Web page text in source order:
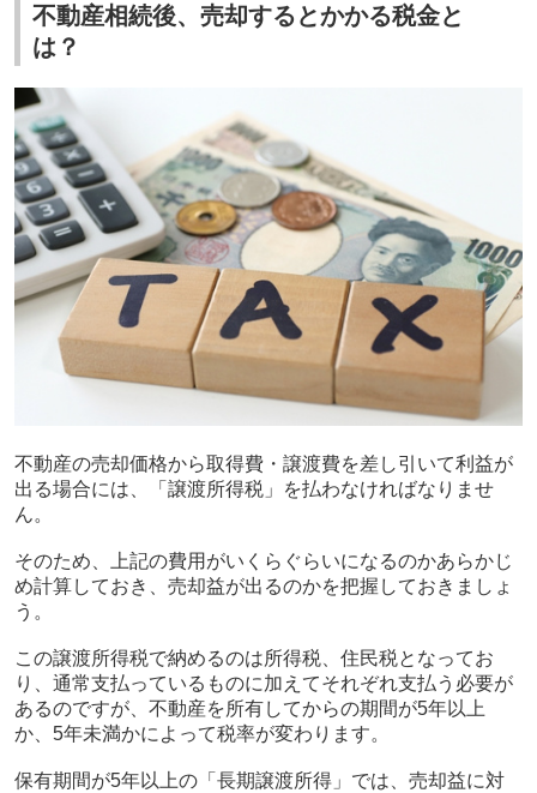
不動産相続後、売却するとかかる税金と
は？
不動産の売却価格から取得費・譲渡費を差し引いて利益が
出る場合には、「譲渡所得税」を払わなければなりませ
ん。
そのため、上記の費用がいくらぐらいになるのかあらかじ
め計算しておき、売却益が出るのかを把握しておきましょ
う。
この譲渡所得税で納めるのは所得税、住民税となってお
り、通常支払っているものに加えてそれぞれ支払う必要が
あるのですが、不動産を所有してからの期間が5年以上
か、 5年未満かによって税率が変わります。
保有期間が5年以上の「長期譲渡所得」では、売却益に対